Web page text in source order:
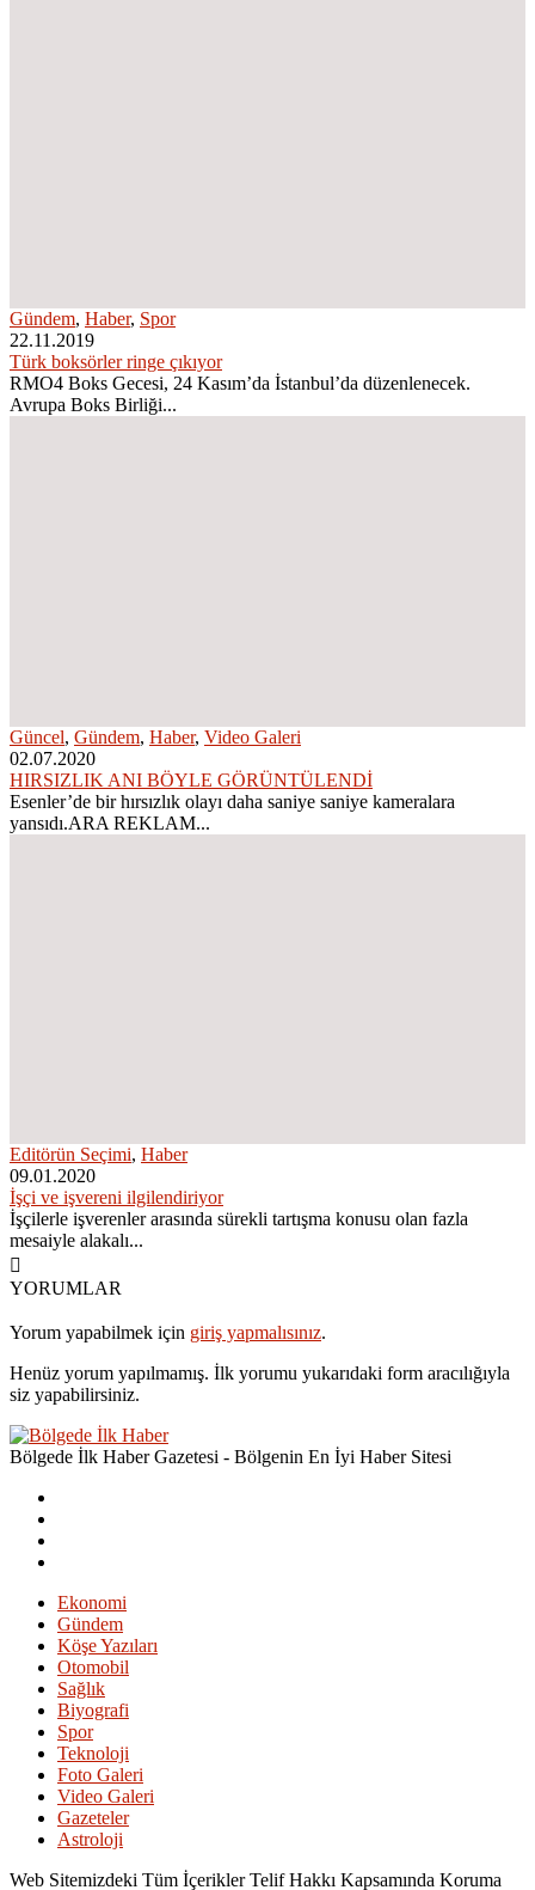
Gündem, Haber, Spor
22.11.2019
Türk boksörler ringe çıkıyor
RMO4 Boks Gecesi, 24 Kasım’da İstanbul’da düzenlenecek.
Avrupa Boks Birliği...
Güncel, Gündem, Haber, Video Galeri
02.07.2020
HIRSIZLIK ANI BÖYLE GÖRÜNTÜLENDİ
Esenler’de bir hırsızlık olayı daha saniye saniye kameralara
yansıdı.ARA REKLAM...
Editörün Seçimi, Haber
09.01.2020
İşçi ve işvereni ilgilendiriyor
İşçilerle işverenler arasında sürekli tartışma konusu olan fazla
mesaiyle alakalı...
YORUMLAR
Yorum yapabilmek için giriş yapmalısınız.
Henüz yorum yapılmamış. İlk yorumu yukarıdaki form aracılığıyla
siz yapabilirsiniz.
Bölgede İlk Haber Gazetesi - Bölgenin En İyi Haber Sitesi
Ekonomi
Gündem
Köşe Yazıları
Otomobil
Sağlık
Biyografi
Spor
Teknoloji
Foto Galeri
Video Galeri
Gazeteler
Astroloji
Web Sitemizdeki Tüm İçerikler Telif Hakkı Kapsamında Koruma